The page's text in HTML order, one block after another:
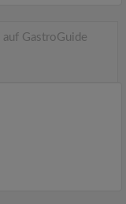
auf GastroGuide